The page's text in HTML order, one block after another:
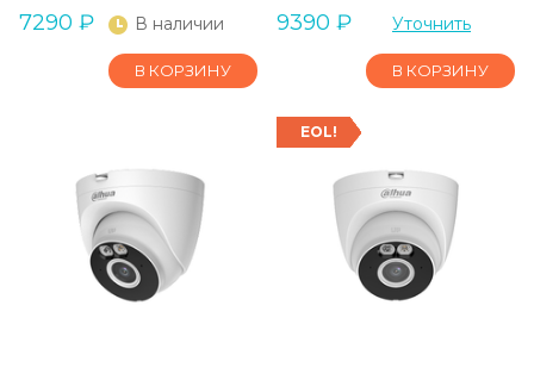
7290 ₽ В наличии
В КОРЗИНУ
9390 ₽ Уточнить
В КОРЗИНУ
EOL!